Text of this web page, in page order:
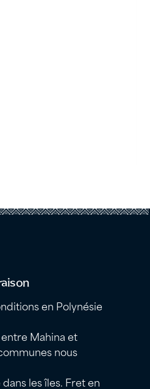
en Polynésie
Mahina et
nous
les îles. Fret en